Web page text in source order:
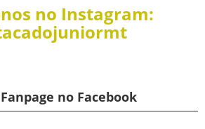
no Instagram:
no Facebook